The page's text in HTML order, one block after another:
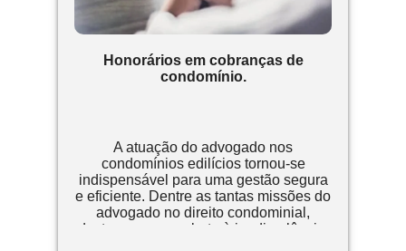
Honorários em cobranças de
condomínio.
A atuação do advogado nos
condomínios edilícios tornou-se
indispensável para uma gestão segura
e eficiente. Dentre as tantas missões do
advogado no direito condominial,
destaca-se o combate à inadimplência,